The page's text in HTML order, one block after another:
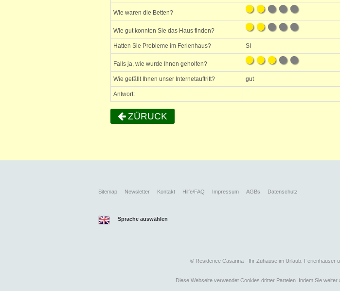
Wie waren die Betten?
Wie gut konnten Sie das Haus finden?
Hatten Sie Probleme im Ferienhaus? SI
Falls ja, wie wurde Ihnen geholfen?
Wie gefällt Ihnen unser Internetauftritt? gut
Antwort:
ZÜRUCK
Sitemap Newsletter Kontakt Hilfe/FAQ Impressum AGBs Datenschutz
Sprache auswählen
©Residence Casarina - Ihr Zuhause im Urlaub. Ferienhäuser
Diese Webseite verwendet Cookies dritter Parteien. Indem Sie